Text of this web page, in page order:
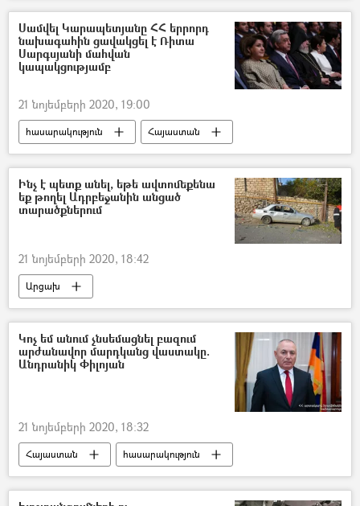
Սամվել Կարապետյանը ՀՀ երրորդ
նախագահին ցավակցել է Ռիտա
Սարգսյանի մահվան
կապակցությամբ
21 նոյեմբերի 2020, 19:00
հասարակություն
Հայաստան
Սամվել Կարապետյան
Սերժ Սարգսյան
Ռիտա Սարգսյան
Ինչ է պետք անել, եթե ավտոմեքենա
եք թողել Ադրբեջանին անցած
տարածքներում
21 նոյեմբերի 2020, 18:42
Արցախ
Իրադրությունը Հայաստանում և Արցախում հայտարարության ստորագրումից հետո
Ադրբեջան
ավտոմեքենա
Կոչ եմ անում չնսեմացնել բազում
արժանավոր մարդկանց վաստակը.
Անդրանիկ Փիլոյան
21 նոյեմբերի 2020, 18:32
Հայաստան
հասարակություն
ՀՀ արտակարգ իրավիճակների նախարարություն (ԱԻՆ)
Անդրանիկ Փիլոյան